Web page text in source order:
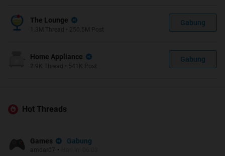
The Lounge
1.3M Thread • 250.5M Post
Gabung
Home Appliance
2.9K Thread • 541K Post
Gabung
Hot Threads
Games Gabung
amdar07 •